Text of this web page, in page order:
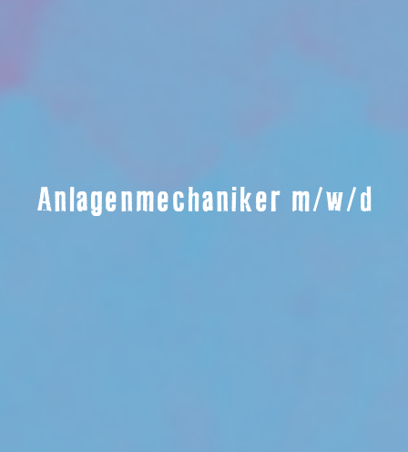
Anlagenmechaniker m/w/d